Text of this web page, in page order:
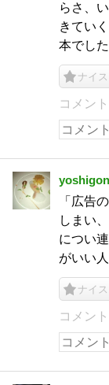
らさ、
きてい
本でした
ナイス
コメン
yoshigon
「広告
しまい
につい
がいい
ナイス
コメン